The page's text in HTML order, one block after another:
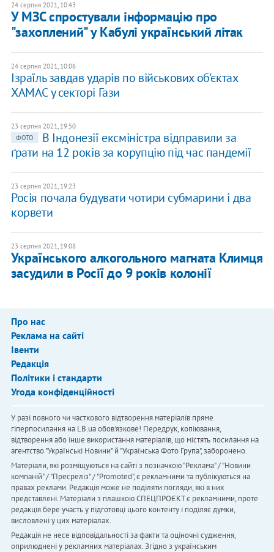
24 серпня 2021, 10:43
У МЗС спростували інформацію про
"захоплений" у Кабулі український літак
24 серпня 2021, 10:06
Ізраїль завдав ударів по військових об'єктах
ХАМАС у секторі Гази
23 серпня 2021, 19:50
ФОТО
В Індонезії ексміністра відправили за
ґрати на 12 років за корупцію під час пандемії
23 серпня 2021, 19:23
Росія почала будувати чотири субмарини і два
корвети
23 серпня 2021, 19:08
Українського алкогольного магната Климця
засудили в Росії до 9 років колонії
Про нас
Реклама на сайті
Івенти
Редакція
Політики і стандарти
Угода конфіденційності
У разі повного чи часткового відтворення матеріалів пряме
гіперпосилання на LB.ua обов'язкове! Передрук, копіювання,
відтворення або інше використання матеріалів, що містять посилання на
агентство "Українськi Новини" й "Українська Фото Група", заборонено.
Матеріали, які розміщуються на сайті з позначкою "Реклама" / "Новини
компаній" / "Пресреліз" / "Promoted", є рекламними та публікуються на
правах реклами. Редакція може не поділяти погляди, які в них
представлені. Матеріали з плашкою СПЕЦПРОЄКТ є рекламними, проте
редакція бере участь у підготовці цього контенту і поділяє думки,
висловлені у цих матеріалах.
Редакція не несе відповідальності за факти та оціночні судження,
оприлюднені у рекламних матеріалах. Згідно з українським